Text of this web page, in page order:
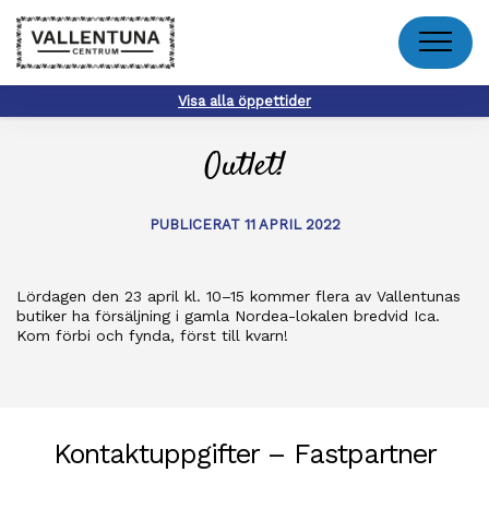
Meny
Visa alla öppettider
Outlet!
PUBLICERAT 11 APRIL 2022
Lördagen den 23 april kl. 10–15 kommer flera av Vallentunas
butiker ha försäljning i gamla Nordea-lokalen bredvid Ica.
Kom förbi och fynda, först till kvarn!
Kontaktuppgifter – Fastpartner